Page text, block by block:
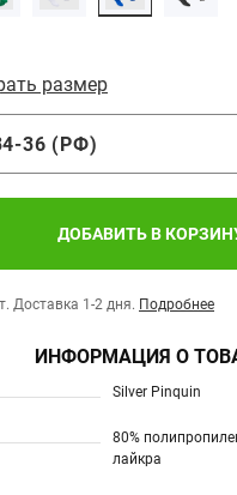
размер
36 (РФ)
ДОБАВИТЬ В
Доставка 1-2 дня. Подробнее
ИНФОРМАЦИЯ О
Silver Pinquin
80%
лайкра